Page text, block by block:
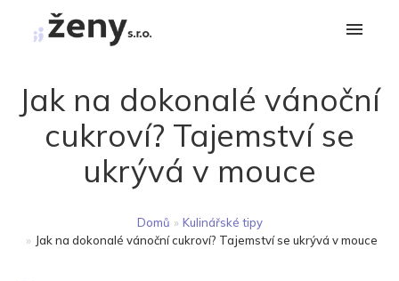
Jak na dokonalé vánoční
cukroví? Tajemství se
ukrývá v mouce
Domů » Kulinářské tipy
» Jak na dokonalé vánoční cukroví? Tajemství se ukrývá v mouce